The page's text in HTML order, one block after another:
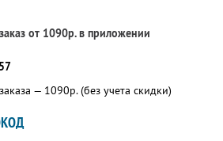
от 1090р. в приложении
— 1090р. (без учета скидки)